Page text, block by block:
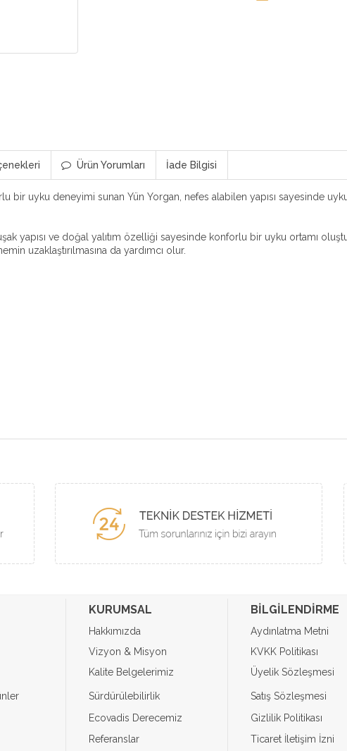
Ürün Yorumları İade Bilgisi
bir uyku deneyimi sunan Yün Yorgan, nefes alabilen yapısı sayesinde
yapısı ve doğal yalıtım özelliği sayesinde konforlu bir uyku ortamı
uzaklaştırılmasına da yardımcı olur.
KURUMSAL BİLGİLENDİRME
Hakkımızda
Aydınlatma Metni
Vizyon & Misyon
KVKK Politikası
Kalite Belgelerimiz Üyelik Sözleşmesi
Sürdürülebilirlik
Satış Sözleşmesi
Ecovadis Derecemiz
Gizlilik Politikası
Referanslar Ticaret İletişim İzni